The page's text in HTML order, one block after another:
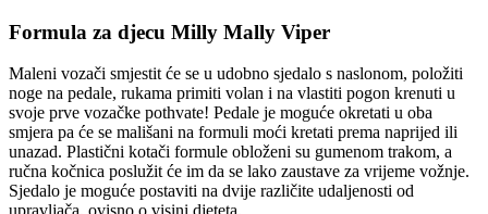
Formula za djecu Milly Mally Viper
Maleni vozači smjestit će se u udobno sjedalo s naslonom, položiti
noge na pedale, rukama primiti volan i na vlastiti pogon krenuti u
svoje prve vozačke pothvate! Pedale je moguće okretati u oba
smjera pa će se mališani na formuli moći kretati prema naprijed ili
unazad. Plastični kotači formule obloženi su gumenom trakom, a
ručna kočnica poslužit će im da se lako zaustave za vrijeme vožnje.
Sjedalo je moguće postaviti na dvije različite udaljenosti od